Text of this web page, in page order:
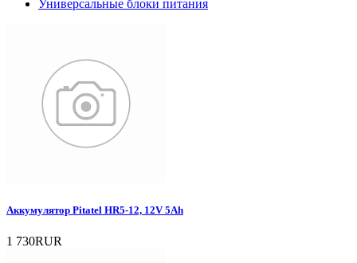
Универсальные блоки питания
Аккумулятор Pitatel HR5-12, 12V 5Ah
1 730RUR